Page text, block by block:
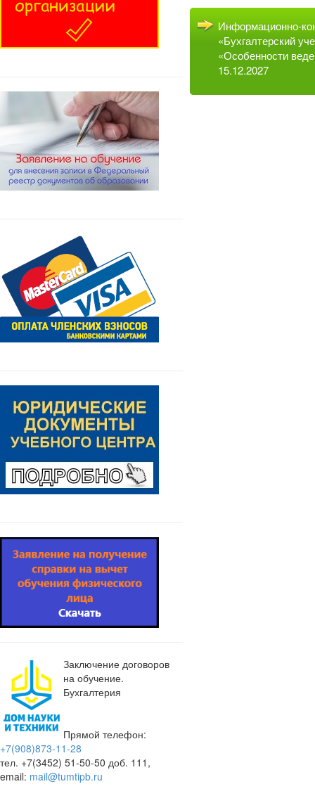
Заключение договоров
на обучение.
Бухгалтерия
Прямой телефон:
+7(908)873-11-28
тел. +7(3452) 51-50-50 доб. 111,
email: mail@tumtipb.ru
Информационно-
«Бухгалтерский
«Особенности
15.12.2027